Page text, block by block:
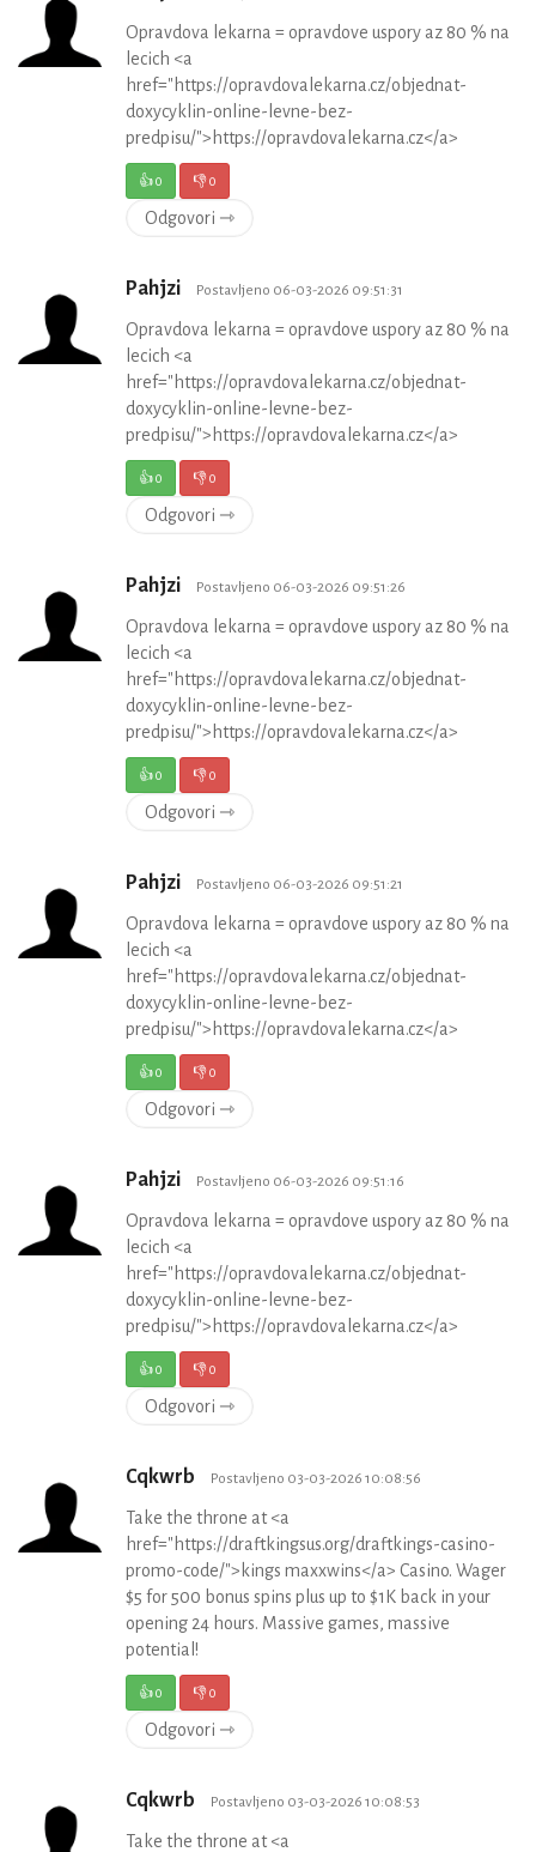
Opravdova lekarna = opravdove uspory az 80 % na
lecich <a
href="https://opravdovalekarna.cz/objednat-
doxycyklin-online-levne-bez-
predpisu/">https://opravdovalekarna.cz</a>
👍0 👎0
Odgovori ⇾
Pahjzi Postavljeno 06-03-2026 09:51:31
Opravdova lekarna = opravdove uspory az 80 % na
lecich <a
href="https://opravdovalekarna.cz/objednat-
doxycyklin-online-levne-bez-
predpisu/">https://opravdovalekarna.cz</a>
👍0 👎0
Odgovori ⇾
Pahjzi Postavljeno 06-03-2026 09:51:26
Opravdova lekarna = opravdove uspory az 80 % na
lecich <a
href="https://opravdovalekarna.cz/objednat-
doxycyklin-online-levne-bez-
predpisu/">https://opravdovalekarna.cz</a>
👍0 👎0
Odgovori ⇾
Pahjzi Postavljeno 06-03-2026 09:51:21
Opravdova lekarna = opravdove uspory az 80 % na
lecich <a
href="https://opravdovalekarna.cz/objednat-
doxycyklin-online-levne-bez-
predpisu/">https://opravdovalekarna.cz</a>
👍0 👎0
Odgovori ⇾
Pahjzi Postavljeno 06-03-2026 09:51:16
Opravdova lekarna = opravdove uspory az 80 % na
lecich <a
href="https://opravdovalekarna.cz/objednat-
doxycyklin-online-levne-bez-
predpisu/">https://opravdovalekarna.cz</a>
👍0 👎0
Odgovori ⇾
Cqkwrb Postavljeno 03-03-2026 10:08:56
Take the throne at <a
href="https://draftkingsus.org/draftkings-casino-
promo-code/">kings maxxwins</a> Casino. Wager
$5 for 500 bonus spins plus up to $1K back in your
opening 24 hours. Massive games, massive
potential!
👍0 👎0
Odgovori ⇾
Cqkwrb Postavljeno 03-03-2026 10:08:53
Take the throne at <a